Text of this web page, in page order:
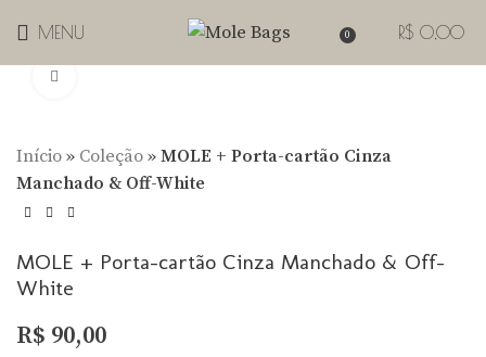
MENU 0 R$ 0,00
Início » Coleção » MOLE + Porta-cartão Cinza
Manchado & Off-White
MOLE + Porta-cartão Cinza Manchado & Off-
White
R$ 90,00